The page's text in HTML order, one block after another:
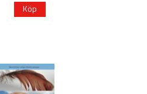
Köp